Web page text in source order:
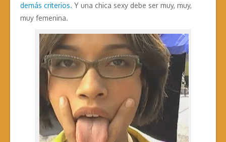
demás criterios. Y una chica sexy debe ser muy, muy,
muy femenina.